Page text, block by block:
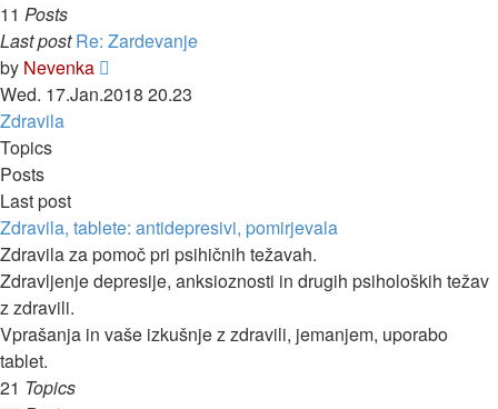
11 Posts
Last post Re: Zardevanje
by Nevenka
the
Wed. 17.Jan.2018 20.23
Zdravila
Topics
Posts
Last post
Zdravila, tablete: antidepresivi, pomirjevala
Zdravila za pomoč pri psihičnih težavah.
Zdravljenje depresije, anksioznosti in drugih psiholoških težav
z zdravili.
Vprašanja in vaše izkušnje z zdravili, jemanjem, uporabo
tablet.
21 Topics